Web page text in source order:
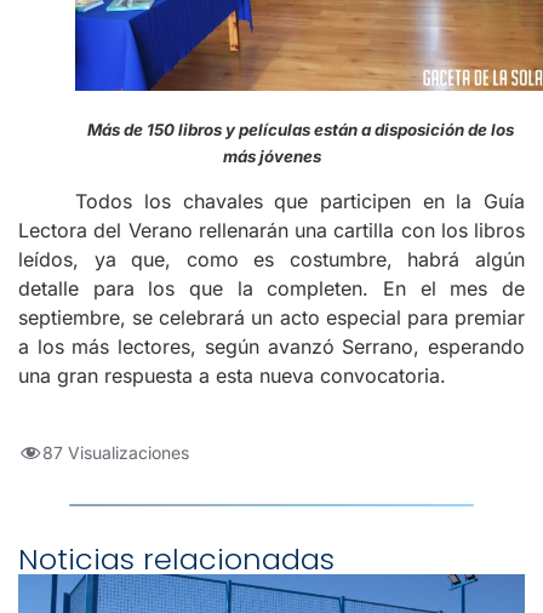
Más de 150 libros y películas están a disposición de los
más jóvenes
Todos los chavales que participen en la Guía
Lectora del Verano rellenarán una cartilla con los libros
leídos, ya que, como es costumbre, habrá algún
detalle para los que la completen. En el mes de
septiembre, se celebrará un acto especial para premiar
a los más lectores, según avanzó Serrano, esperando
una gran respuesta a esta nueva convocatoria.
87 Visualizaciones
Noticias relacionadas